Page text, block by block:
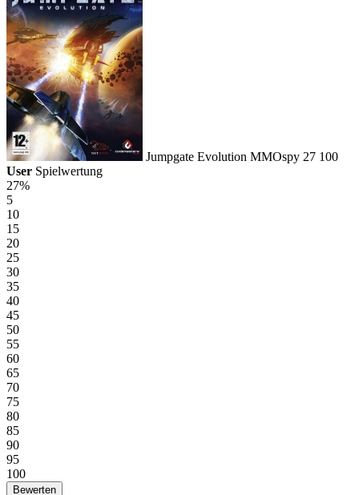
Jumpgate Evolution MMOspy 27 100
User Spielwertung
27%
5
10
15
20
25
30
35
40
45
50
55
60
65
70
75
80
85
90
95
100